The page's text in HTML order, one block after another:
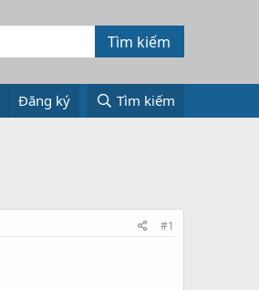
Đăng ký Tìm kiếm
#1